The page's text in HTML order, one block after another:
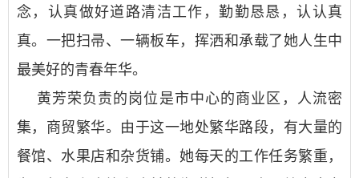
念，认真做好道路清洁工作，勤勤恳恳，认认真
真。一把扫帚、一辆板车，挥洒和承载了她人生中
最美好的青春年华。
黄芳荣负责的岗位是市中心的商业区，人流密
集，商贸繁华。由于这一地处繁华路段，有大量的
餐馆、水果店和杂货铺。她每天的工作任务繁重，